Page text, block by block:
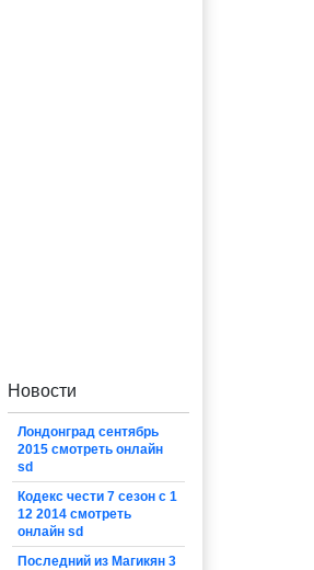
Новости
Лондонград сентябрь
2015 смотреть онлайн
sd
Кодекс чести 7 сезон с 1
12 2014 смотреть
онлайн sd
Последний из Магикян 3